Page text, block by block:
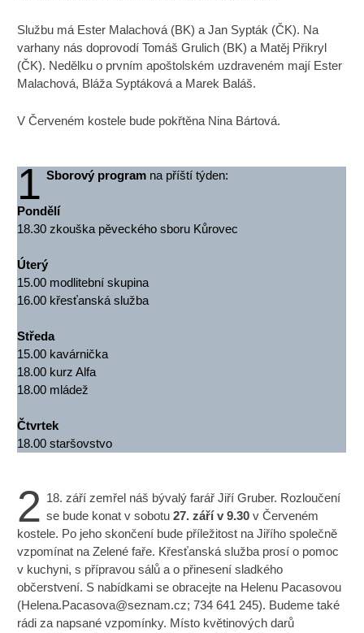
Službu má Ester Malachová (BK) a Jan Sypták (ČK). Na
varhany nás doprovodí Tomáš Grulich (BK) a Matěj Přikryl
(ČK). Nedělku o prvním apoštolském uzdraveném mají Ester
Malachová, Bláža Syptáková a Marek Baláš.
V Červeném kostele bude pokřtěna Nina Bártová.
1 Sborový programna příští týden:
Pondělí
18.30 zkouška pěveckého sboru Kůrovec
Úterý
15.00 modlitební skupina
16.00 křesťanská služba
Středa
15.00 kavárnička
18.00 kurz Alfa
18.00 mládež
Čtvrtek
18.00 staršovstvo
2 18. září zemřel náš bývalý farář Jiří Gruber. Rozloučení
se bude konat v sobotu 27. září v 9.30v Červeném
kostele. Po jeho skončení bude příležitost na Jiřího společně
vzpomínat na Zelené faře. Křesťanská služba prosí o pomoc
v kuchyni, s přípravou sálů a o přinesení sladkého
občerstvení. S nabídkami se obracejte na Helenu Pacasovou
(Helena.Pacasova@seznam.cz; 734 641 245). Budeme také
rádi za napsané vzpomínky. Místo květinových darů